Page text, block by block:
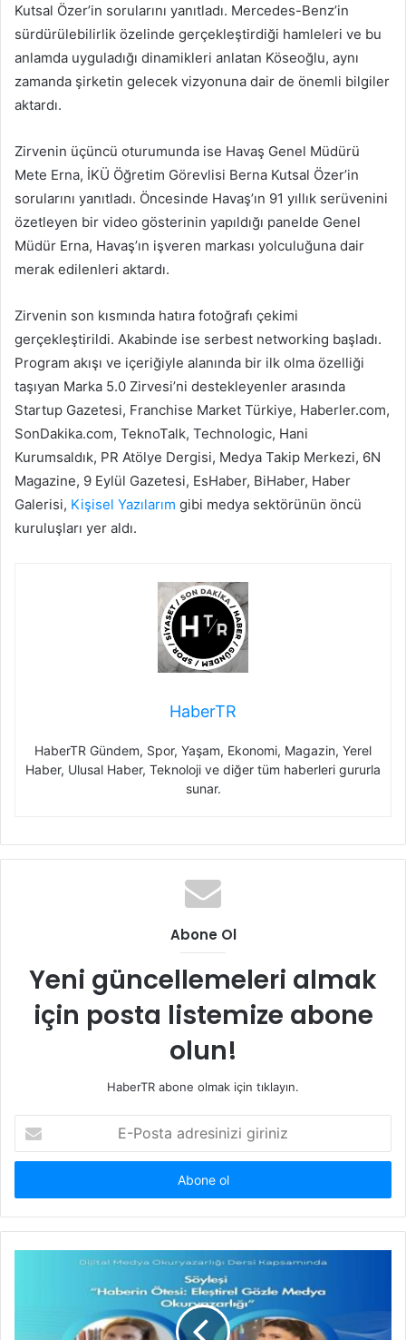
Kutsal Özer’in sorularını yanıtladı. Mercedes-Benz’in
sürdürülebilirlik özelinde gerçekleştirdiği hamleleri ve bu
anlamda uyguladığı dinamikleri anlatan Köseoğlu, aynı
zamanda şirketin gelecek vizyonuna dair de önemli bilgiler
aktardı.
Zirvenin üçüncü oturumunda ise Havaş Genel Müdürü
Mete Erna, İKÜ Öğretim Görevlisi Berna Kutsal Özer’in
sorularını yanıtladı. Öncesinde Havaş’ın 91 yıllık serüvenini
özetleyen bir video gösterinin yapıldığı panelde Genel
Müdür Erna, Havaş’ın işveren markası yolculuğuna dair
merak edilenleri aktardı.
Zirvenin son kısmında hatıra fotoğrafı çekimi
gerçekleştirildi. Akabinde ise serbest networking başladı.
Program akışı ve içeriğiyle alanında bir ilk olma özelliği
taşıyan Marka 5.0 Zirvesi’ni destekleyenler arasında
Startup Gazetesi, Franchise Market Türkiye, Haberler.com,
SonDakika.com, TeknoTalk, Technologic, Hani
Kurumsaldık, PR Atölye Dergisi, Medya Takip Merkezi, 6N
Magazine, 9 Eylül Gazetesi, EsHaber, BiHaber, Haber
Galerisi, Kişisel Yazılarım gibi medya sektörünün öncü
kuruluşları yer aldı.
HaberTR
HaberTR Gündem, Spor, Yaşam, Ekonomi, Magazin, Yerel
Haber, Ulusal Haber, Teknoloji ve diğer tüm haberleri gururla
sunar.
Abone Ol
Yeni güncellemeleri almak
için posta listemize abone
olun!
HaberTR abone olmak için tıklayın.
Posta
adresinizi